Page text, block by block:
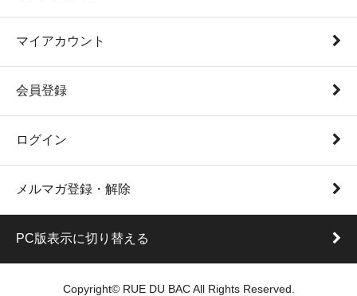
マイアカウント
会員登録
ログイン
メルマガ登録・解除
PC版表示に切り替える
Copyright© RUE DU BAC All Rights Reserved.